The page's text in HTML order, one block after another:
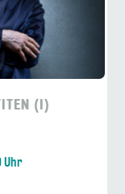
(I)
Uhr